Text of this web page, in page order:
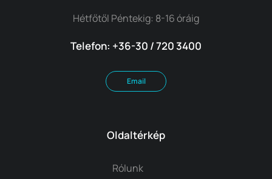
Hétfőtől Péntekig: 8-16 óráig
Telefon: +36-30 / 720 3400
Email
Oldaltérkép
Rólunk